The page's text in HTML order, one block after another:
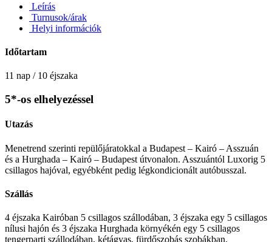
Leírás
Turnusok/árak
Helyi információk
Időtartam
11 nap / 10 éjszaka
5*-os elhelyezéssel
Utazás
Menetrend szerinti repülőjáratokkal a Budapest – Kairó – Asszuán
és a Hurghada – Kairó – Budapest útvonalon. Asszuántól Luxorig 5
csillagos hajóval, egyébként pedig légkondicionált autóbusszal.
Szállás
4 éjszaka Kairóban 5 csillagos szállodában, 3 éjszaka egy 5 csillagos
nílusi hajón és 3 éjszaka Hurghada környékén egy 5 csillagos
tengerparti szállodában, kétágyas, fürdőszobás szobákban.